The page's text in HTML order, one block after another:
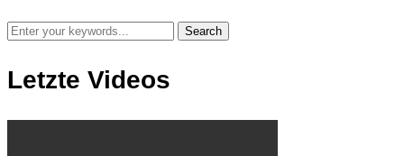
Letzte Videos